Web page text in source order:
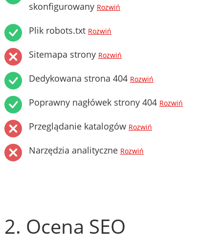
skonfigurowany Rozwiń
Plik robots.txt Rozwiń
Sitemapa strony Rozwiń
Dedykowana strona 404 Rozwiń
Poprawny nagłówek strony 404 Rozwiń
Przeglądanie katalogów Rozwiń
Narzędzia analityczne Rozwiń
2. Ocena SEO